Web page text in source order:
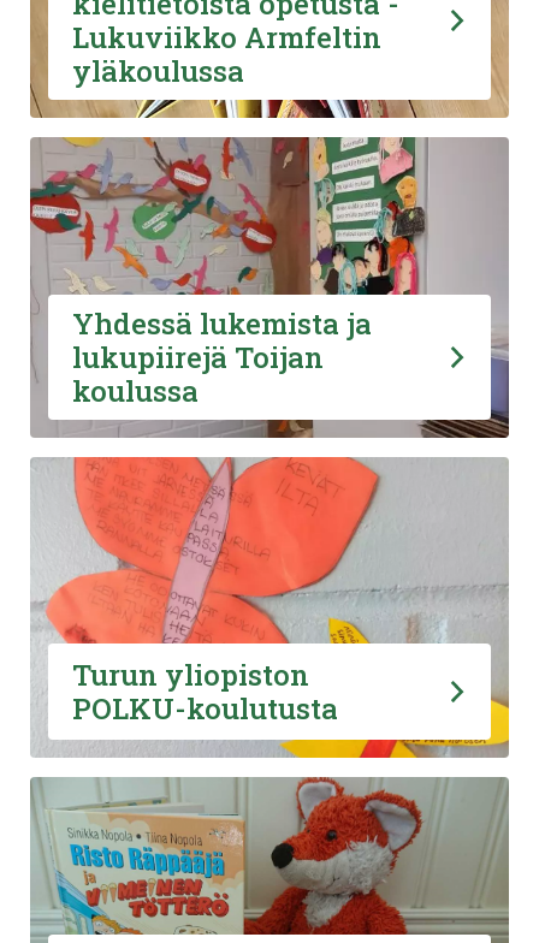
Lukuviikko Armfeltin
yläkoulussa
Yhdessä lukemista ja
lukupiirejä Toijan
koulussa
Turun yliopiston
POLKU-koulutusta